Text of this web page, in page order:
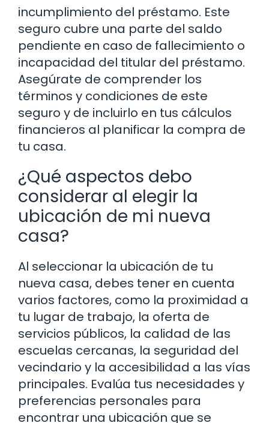
incumplimiento del préstamo. Este
seguro cubre una parte del saldo
pendiente en caso de fallecimiento o
incapacidad del titular del préstamo.
Asegúrate de comprender los
términos y condiciones de este
seguro y de incluirlo en tus cálculos
financieros al planificar la compra de
tu casa.
¿Qué aspectos debo
considerar al elegir la
ubicación de mi nueva
casa?
Al seleccionar la ubicación de tu
nueva casa, debes tener en cuenta
varios factores, como la proximidad a
tu lugar de trabajo, la oferta de
servicios públicos, la calidad de las
escuelas cercanas, la seguridad del
vecindario y la accesibilidad a las vías
principales. Evalúa tus necesidades y
preferencias personales para
encontrar una ubicación que se